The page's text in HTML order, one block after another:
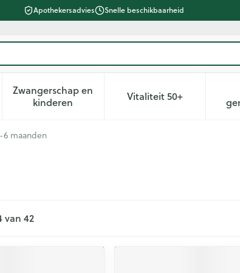
Apothekersadvies Snelle beschikbaarheid
en hygiëne categorie
voor Dieet, voeding en vitamines categorie
Zwangerschap en
kinderenToon submenu voor Zwangerschap en
Vitaliteit 50+Toon submenu
maanden
van 42